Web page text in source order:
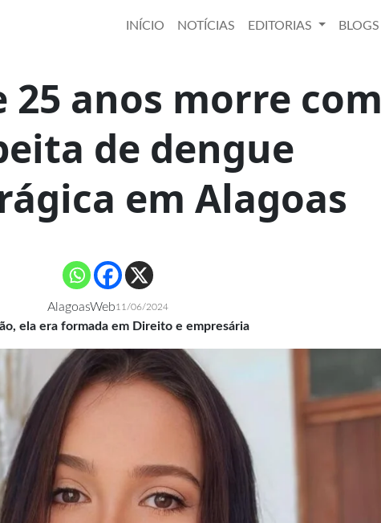
INÍCIO NOTÍCIAS EDITORIAS BLOGS
25 anos morre com
de dengue
em Alagoas
AlagoasWeb11/06/2024
ela era formada em Direito e empresária